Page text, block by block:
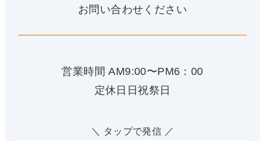
お問い合わせください
営業時間 AM9:00〜PM6：00
定休日日祝祭日
＼ タップで発信 ／